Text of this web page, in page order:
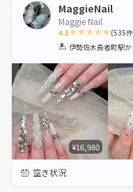
MaggieNail
Maggie Nail
4.8
1 2 3 4 5
(535
伊勢佐木長者町駅
¥16,980
空き状況